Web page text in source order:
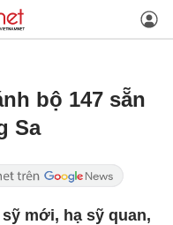
bộ 147 sẵn
Sa
mới, hạ sỹ quan,